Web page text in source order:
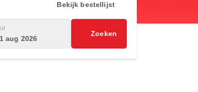
Bekijk bestellijst
aug 2026
Zoeken